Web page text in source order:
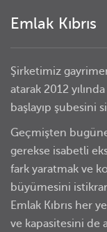
Emlak Kıbrıs
Şirketimiz
atarak 2012
başlayıp şubesini
Geçmişten
gerekse isabetli
fark yaratmak ve
büyümesini
Emlak Kıbrıs her
ve kapasitesini de